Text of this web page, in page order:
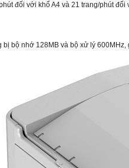
đối với khổ A4 và 21 trang/phút
bị bộ nhớ 128MB và bộ xử lý